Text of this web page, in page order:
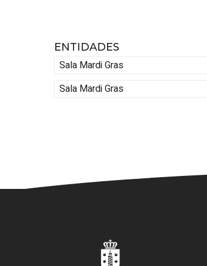
ENTIDADES
Sala Mardi Gras
Sala Mardi Gras